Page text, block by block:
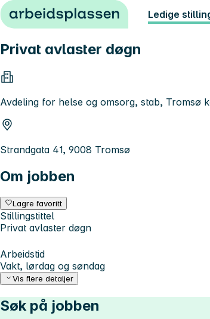
Hopp til innhold Ledige
Privat avlaster døgn
Avdeling for helse og omsorg, stab, Tromsø
Strandgata 41, 9008 Tromsø
Om jobben
Lagre favoritt
Stillingstittel
Privat avlaster døgn
Arbeidstid
Vakt, lørdag og søndag
Vis flere detaljer
Søk på jobben